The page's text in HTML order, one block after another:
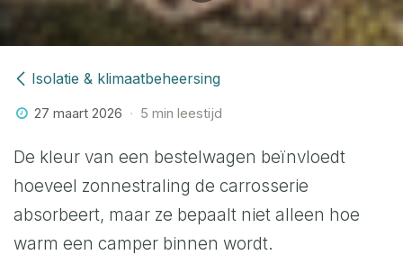
Isolatie & klimaatbeheersing
27 maart 2026 5 min leestijd
De kleur van een bestelwagen beïnvloedt
hoeveel zonnestraling de carrosserie
absorbeert, maar ze bepaalt niet alleen hoe
warm een camper binnen wordt.